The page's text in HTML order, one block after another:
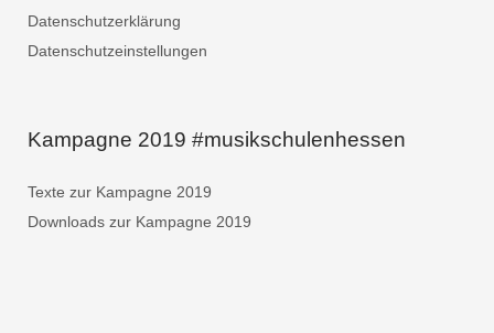
Datenschutzerklärung
Datenschutzeinstellungen
Kampagne 2019 #musikschulenhessen
Texte zur Kampagne 2019
Downloads zur Kampagne 2019